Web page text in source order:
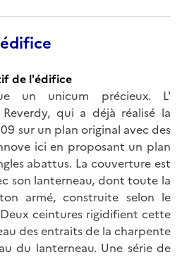
de l'édifice
un unicum précieux. L'
Reverdy, qui a déjà réalisé la
sur un plan original avec des
ici en proposant un plan
abattus. La couverture est
son lanterneau, dont toute la
armé, construite selon le
ceintures rigidifient cette
des entraits de la charpente
du lanterneau. Une série de